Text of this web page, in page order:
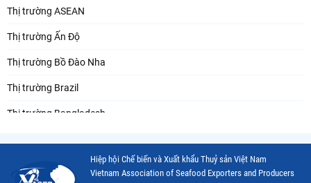
Thị trường ASEAN
Thị trường Ấn Độ
Thị trường Bồ Đào Nha
Thị trường Brazil
Thị trường Bangladesh
Thị trường Canada
Hiệp hội Chế biến và Xuất khẩu Thuỷ sản Việt Nam
Vietnam Association of Seafood Exporters and Producers